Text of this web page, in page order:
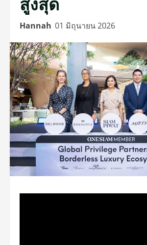
Hannah 01 มิถุนายน 2026